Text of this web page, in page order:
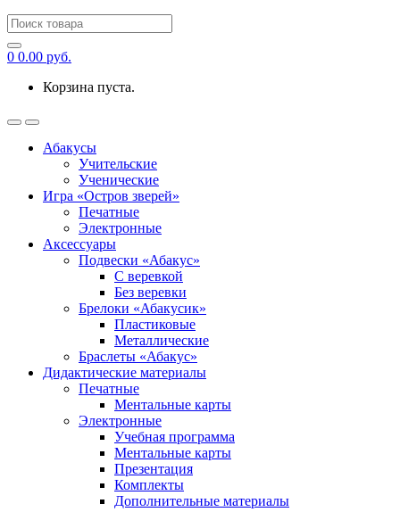
Search
for:
0 0.00 руб.
Корзина пуста.
Абакусы
Учительские
Ученические
Игра «Остров зверей»
Печатные
Электронные
Аксессуары
Подвески «Абакус»
С веревкой
Без веревки
Брелоки «Абакусик»
Пластиковые
Металлические
Браслеты «Абакус»
Дидактические материалы
Печатные
Ментальные карты
Электронные
Учебная программа
Ментальные карты
Презентация
Комплекты
Дополнительные материалы